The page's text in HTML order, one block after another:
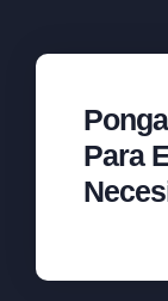
Para